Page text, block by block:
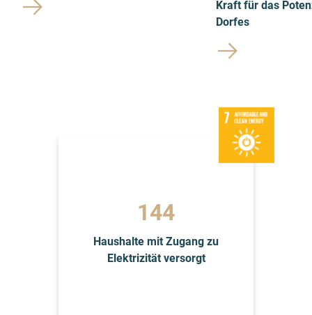
Kraft für das
Dorfes
152
Haushalte mit Zugang zu
Elektrizität versorgt